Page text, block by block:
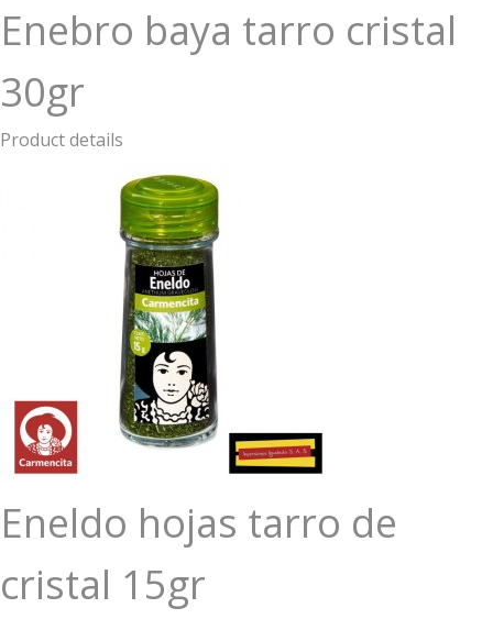
Enebro baya tarro cristal
30gr
Product details
Eneldo hojas tarro de
cristal 15gr